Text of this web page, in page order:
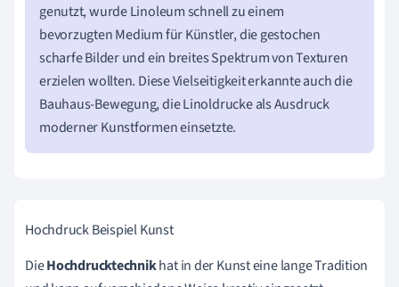
genutzt, wurde Linoleum schnell zu einem
bevorzugten Medium für Künstler, die gestochen
scharfe Bilder und ein breites Spektrum von Texturen
erzielen wollten. Diese Vielseitigkeit erkannte auch die
Bauhaus-Bewegung, die Linoldrucke als Ausdruck
moderner Kunstformen einsetzte.
Hochdruck Beispiel Kunst
DieHochdrucktechnikhat in der Kunst eine lange Tradition